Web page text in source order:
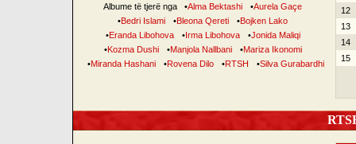
Albume të tjerë nga •Alma Bektashi •Aurela Gaçe
•Bedri Islami •Bleona Qereti •Bojken Lako
•Eranda Libohova •Irma Libohova •Jonida Maliqi
•Kozma Dushi •Manjola Nallbani •Mariza Ikonomi
•Miranda Hashani •Rovena Dilo •RTSH •Silva Gurabardhi
12
13
14
15